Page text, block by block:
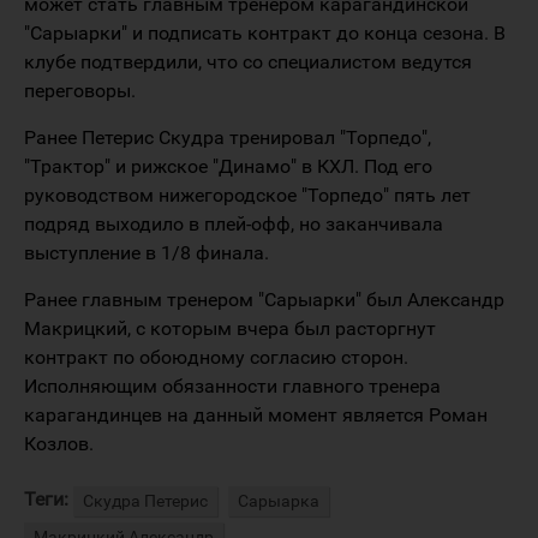
"Сарыарки" и подписать контракт до конца сезона. В
клубе подтвердили, что со специалистом ведутся
переговоры.
Ранее Петерис Скудра тренировал "Торпедо",
"Трактор" и рижское "Динамо" в КХЛ. Под его
руководством нижегородское "Торпедо" пять лет
подряд выходило в плей-офф, но заканчивала
выступление в 1/8 финала.
Ранее главным тренером "Сарыарки" был Александр
Макрицкий, с которым вчера был расторгнут
контракт по обоюдному согласию сторон.
Исполняющим обязанности главного тренера
карагандинцев на данный момент является Роман
Козлов.
Теги: Скудра Петерис
Сарыарка